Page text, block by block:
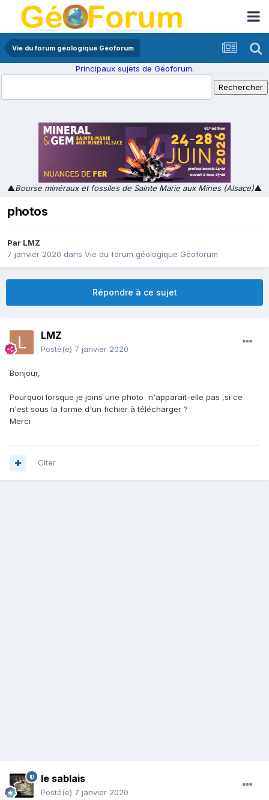
Vie du forum géologique Géoforum
Principaux sujets de Géoforum.
▲Bourse minéraux et fossiles de Sainte Marie aux Mines (Alsace)▲
photos
Par LMZ
7 janvier 2020 dans Vie du forum géologique Géoforum
Répondre à ce sujet
LMZ
Posté(e) 7 janvier 2020
Bonjour,
Pourquoi lorsque je joins une photo n'apparait-elle pas ,si ce
n'est sous la forme d'un fichier à télécharger ?
Merci
Citer
le sablais
Posté(e) 7 janvier 2020